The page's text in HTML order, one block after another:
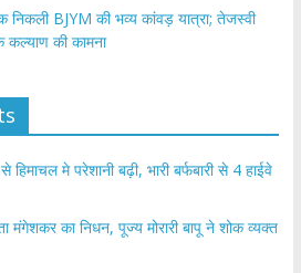
निकली BJYM की भव्य कांवड़ यात्रा; तेजस्वी
कल्याण की कामना
मे परेशानी बढ़ी, भारी बर्फबारी से 4 हाईवे
मंगेशकर का निधन, पूज्य मोरारी बापू ने शोक व्यक्त